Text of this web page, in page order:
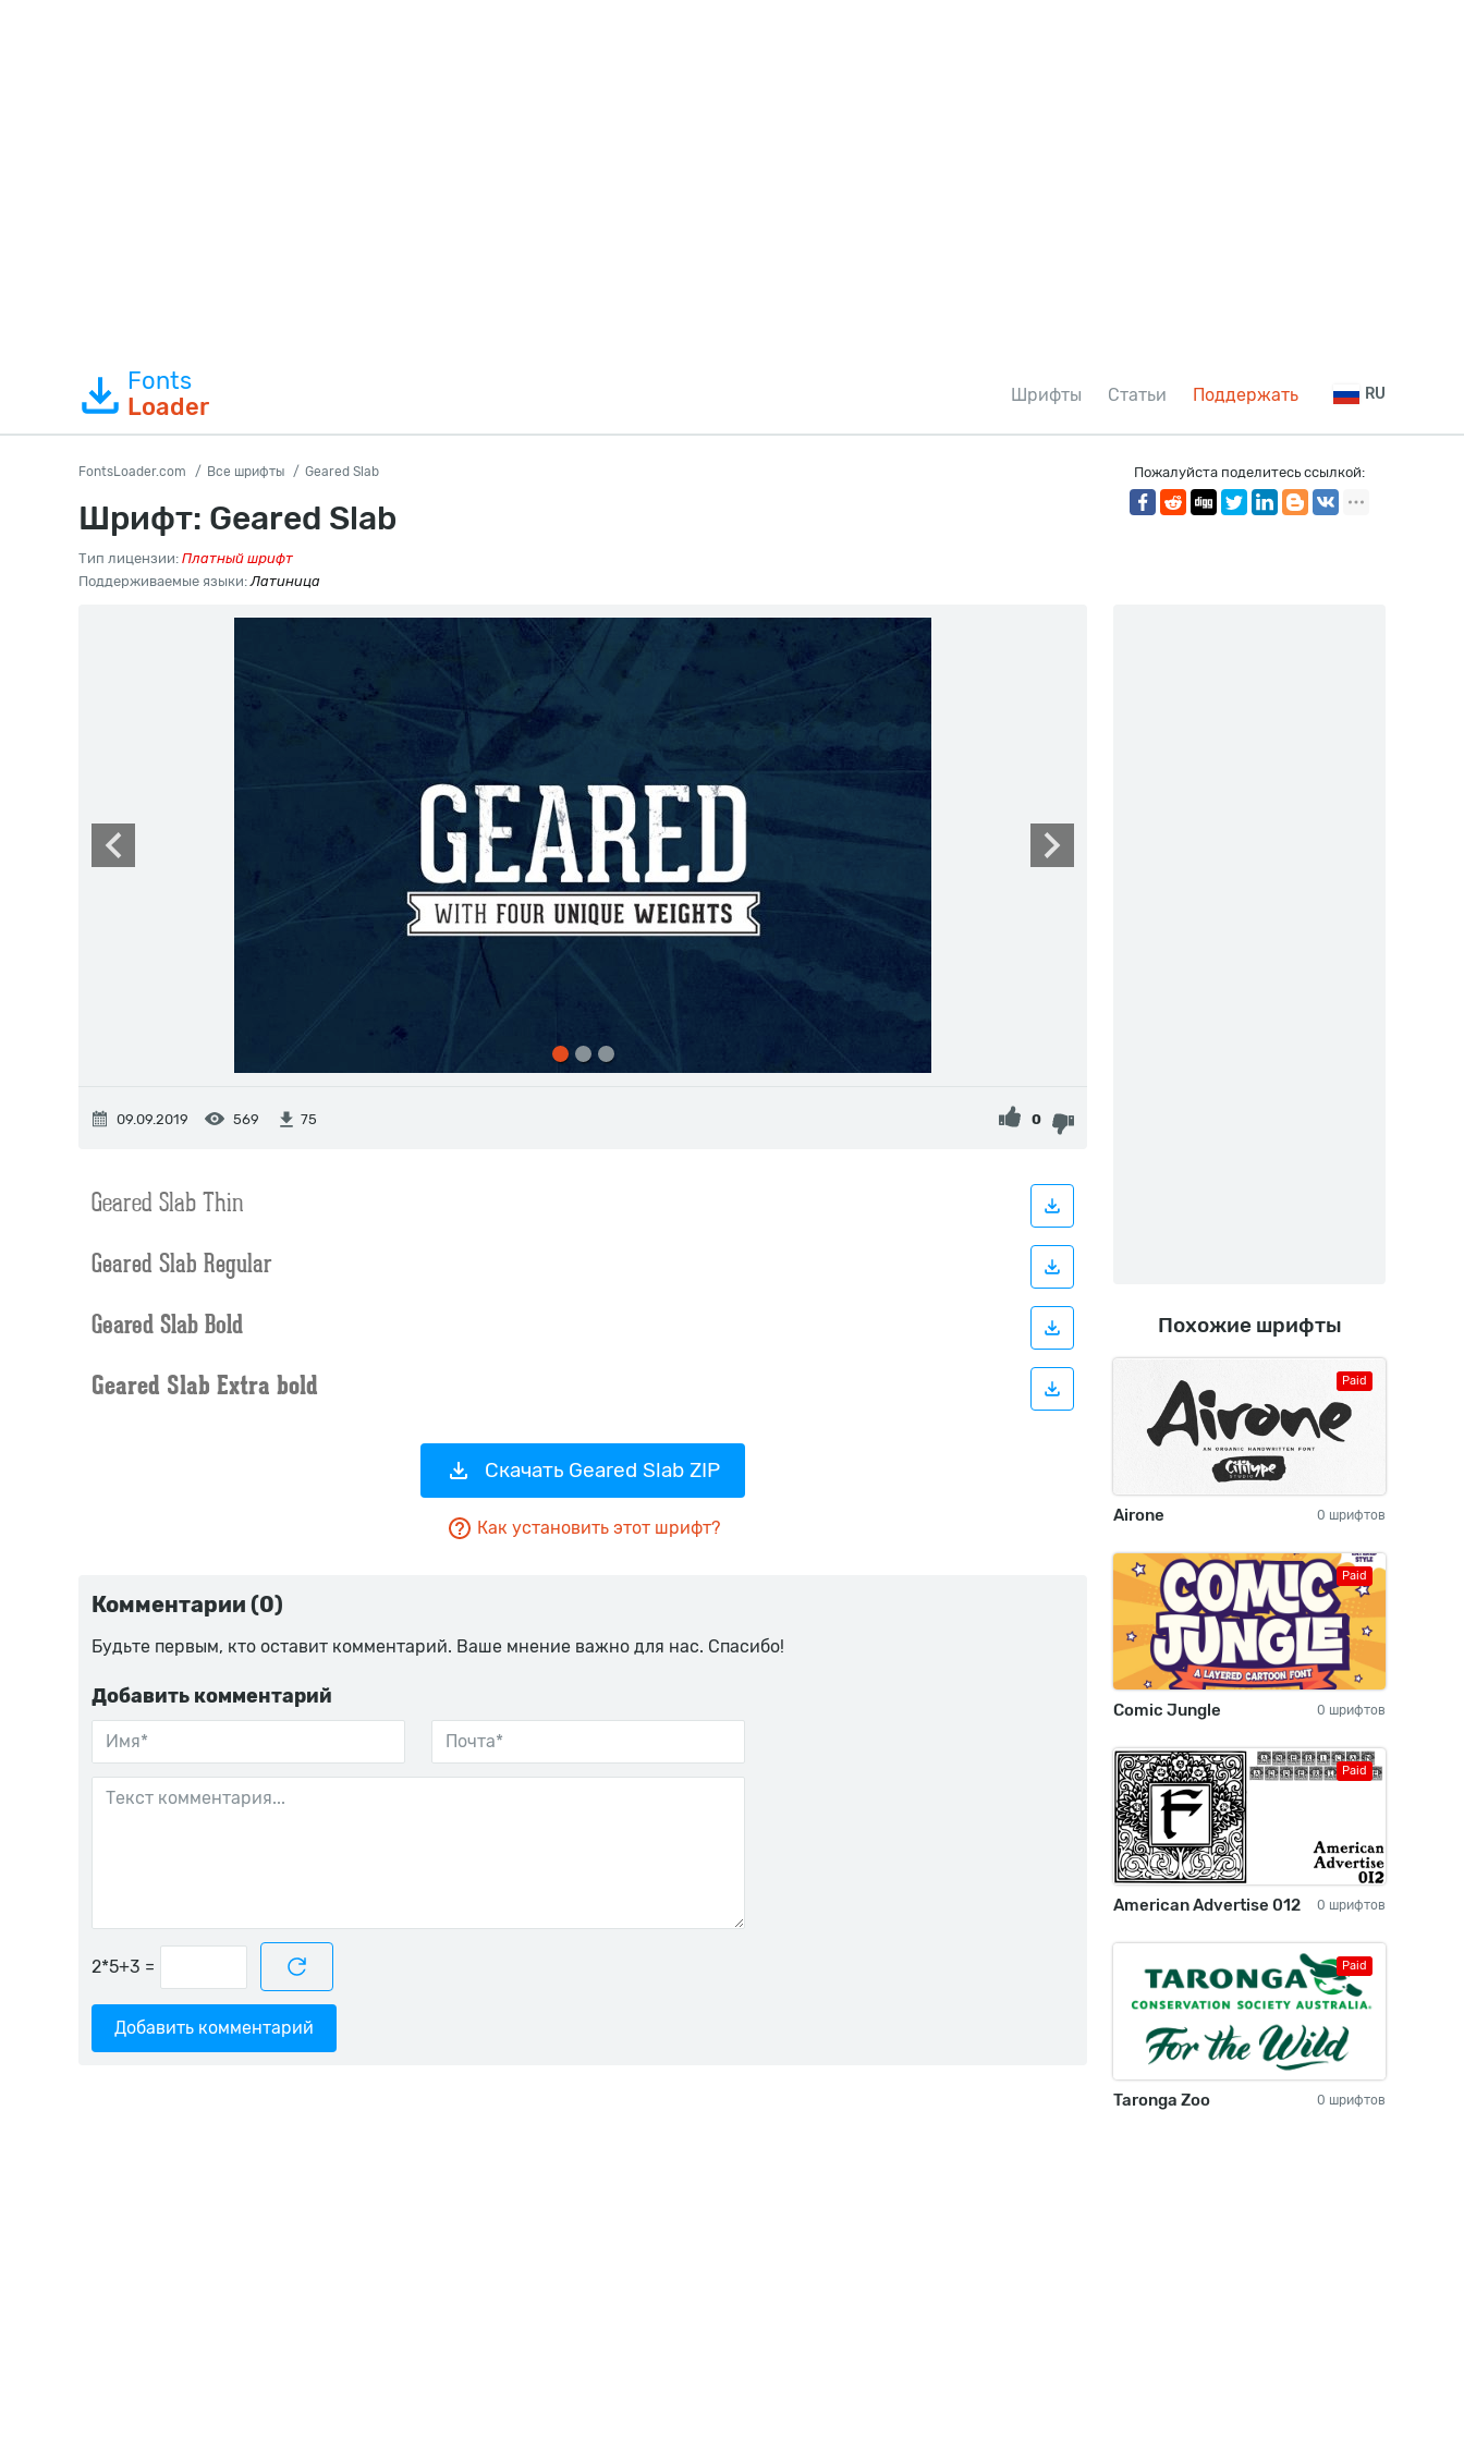
Fonts
Loader
Шрифты Статьи Поддержать RU
FontsLoader.com Все шрифты Geared Slab
Шрифт: Geared Slab
Тип лицензии: Платный шрифт
Поддерживаемые языки:Латиница
Пожалуйста поделитесь ссылкой:
09.09.2019 569 75 0
Скачать Geared Slab ZIP
Как установить этот шрифт?
Комментарии (0)
Будьте первым, кто оставит комментарий. Ваше мнение важно для нас. Спасибо!
Добавить комментарий
=
Добавить комментарий
Похожие шрифты
Paid
Airone 0 шрифтов
Paid
Comic Jungle 0 шрифтов
Paid
American Advertise 012 0 шрифтов
Paid
Taronga Zoo 0 шрифтов